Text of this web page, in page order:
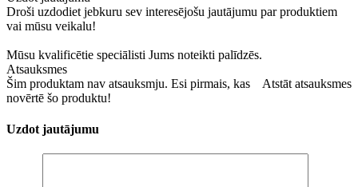
Droši uzdodiet jebkuru sev interesējošu jautājumu par produktiem
vai mūsu veikalu!
Mūsu kvalificētie speciālisti Jums noteikti palīdzēs.
Atsauksmes
Atstāt atsauksmes
Šim produktam nav atsauksmju. Esi pirmais, kas
novērtē šo produktu!
Uzdot jautājumu